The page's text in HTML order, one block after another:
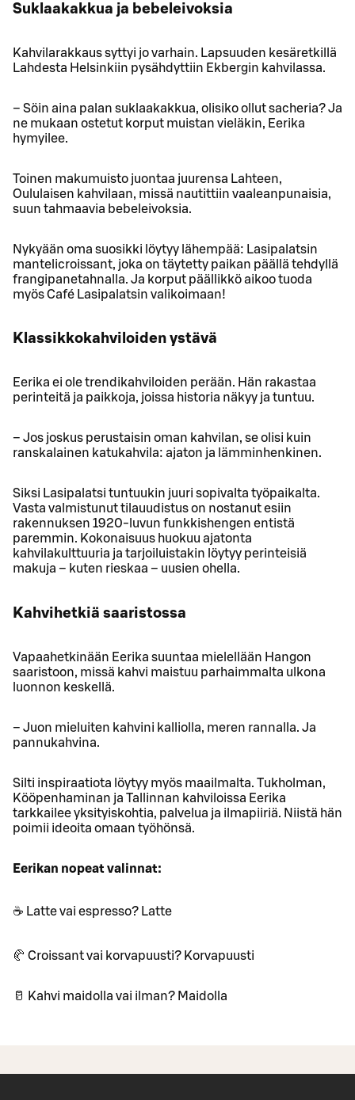
Suklaakakkua ja bebeleivoksia
Kahvilarakkaus syttyi jo varhain. Lapsuuden kesäretkillä
Lahdesta Helsinkiin pysähdyttiin Ekbergin kahvilassa.
– Söin aina palan suklaakakkua, olisiko ollut sacheria? Ja
ne mukaan ostetut korput muistan vieläkin, Eerika
hymyilee.
Toinen makumuisto juontaa juurensa Lahteen,
Oululaisen kahvilaan, missä nautittiin vaaleanpunaisia,
suun tahmaavia bebeleivoksia.
Nykyään oma suosikki löytyy lähempää: Lasipalatsin
mantelicroissant, joka on täytetty paikan päällä tehdyllä
frangipanetahnalla. Ja korput päällikkö aikoo tuoda
myös Café Lasipalatsin valikoimaan!
Klassikkokahviloiden ystävä
Eerika ei ole trendikahviloiden perään. Hän rakastaa
perinteitä ja paikkoja, joissa historia näkyy ja tuntuu.
– Jos joskus perustaisin oman kahvilan, se olisi kuin
ranskalainen katukahvila: ajaton ja lämminhenkinen.
Siksi Lasipalatsi tuntuukin juuri sopivalta työpaikalta.
Vasta valmistunut tilauudistus on nostanut esiin
rakennuksen 1920-luvun funkkishengen entistä
paremmin. Kokonaisuus huokuu ajatonta
kahvilakulttuuria ja tarjoiluistakin löytyy perinteisiä
makuja – kuten rieskaa – uusien ohella.
Kahvihetkiä saaristossa
Vapaahetkinään Eerika suuntaa mielellään Hangon
saaristoon, missä kahvi maistuu parhaimmalta ulkona
luonnon keskellä.
– Juon mieluiten kahvini kalliolla, meren rannalla. Ja
pannukahvina.
Silti inspiraatiota löytyy myös maailmalta. Tukholman,
Kööpenhaminan ja Tallinnan kahviloissa Eerika
tarkkailee yksityiskohtia, palvelua ja ilmapiiriä. Niistä hän
poimii ideoita omaan työhönsä.
Eerikan nopeat valinnat:
☕ Latte vai espresso? Latte
🥐 Croissant vai korvapuusti? Korvapuusti
🥛 Kahvi maidolla vai ilman? Maidolla